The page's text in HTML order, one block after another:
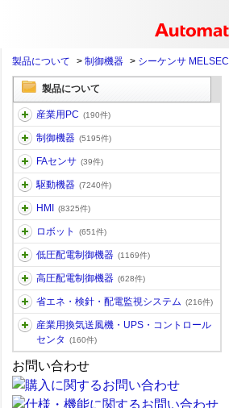
製品について > 制御機器 > シーケンサ MELSEC
製品について
産業用PC (190件)
制御機器 (5195件)
FAセンサ (39件)
駆動機器 (7240件)
HMI (8325件)
ロボット (651件)
低圧配電制御機器 (1169件)
高圧配電制御機器 (628件)
省エネ・検針・配電監視システム (216件)
産業用換気送風機・UPS・コントロール
センタ
(160件)
お問い合わせ